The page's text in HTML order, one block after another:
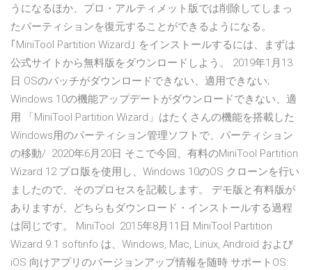
うになるほか、プロ・アルティメット版では削除してしまっ
たパーティションを復元することができるようになる。
｢MiniTool Partition Wizard｣ をインストールするには、まずは
公式サイトから無料版をダウンロードしよう。 2019年1月13
日 OSのパッチがダウンロードできない、適用できない;
Windows 10の機能アップデートがダウンロードできない、適
用 「MiniTool Partition Wizard」はたくさんの機能を搭載した
Windows用のパーティション管理ソフトで、パーティション
の移動/ 2020年6月20日 そこで今回、有料のMiniTool Partition
Wizard 12 プロ版を使用し、Windows 10のOS クローンを行い
ましたので、そのプロセスを記載します。 デモ版と有料版が
ありますが、どちらもダウンロード・インストールする過程
は同じです。 MiniTool 2015年8月11日 MiniTool Partition
Wizard 9.1 softinfo は、Windows, Mac, Linux, Android および
iOS 向けアプリのバージョンアップ情報を随時 サポートOS: